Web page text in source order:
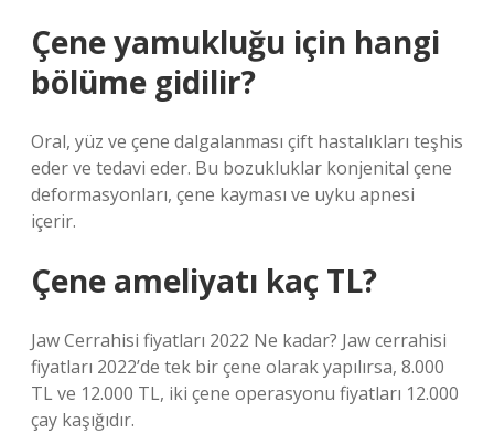
Çene yamukluğu için hangi
bölüme gidilir?
Oral, yüz ve çene dalgalanması çift hastalıkları teşhis
eder ve tedavi eder. Bu bozukluklar konjenital çene
deformasyonları, çene kayması ve uyku apnesi
içerir.
Çene ameliyatı kaç TL?
Jaw Cerrahisi fiyatları 2022 Ne kadar? Jaw cerrahisi
fiyatları 2022’de tek bir çene olarak yapılırsa, 8.000
TL ve 12.000 TL, iki çene operasyonu fiyatları 12.000
çay kaşığıdır.